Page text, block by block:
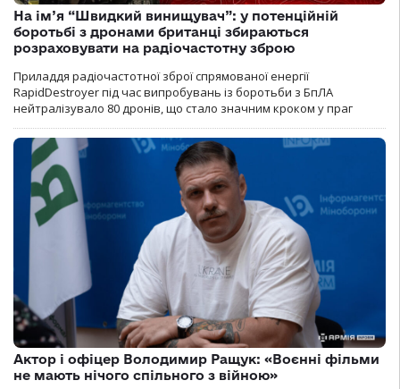
На ім’я “Швидкий винищувач”: у потенційній
боротьбі з дронами британці збираються
розраховувати на радіочастотну зброю
Приладдя радіочастотної зброї спрямованої енергії
RapidDestroyer під час випробувань із боротьби з БпЛА
нейтралізувало 80 дронів, що стало значним кроком у праг
Актор і офіцер Володимир Ращук: «Воєнні фільми
не мають нічого спільного з війною»